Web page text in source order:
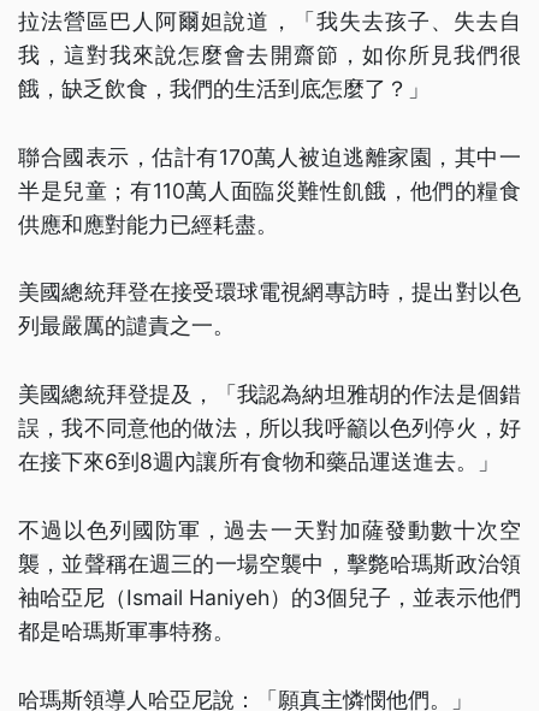
拉法營區巴人阿爾妲說道，「我失去孩子、失去自
我，這對我來說怎麼會去開齋節，如你所見我們很
餓，缺乏飲食，我們的生活到底怎麼了？」
聯合國表示，估計有170萬人被迫逃離家園，其中一
半是兒童；有110萬人面臨災難性飢餓，他們的糧食
供應和應對能力已經耗盡。
美國總統拜登在接受環球電視網專訪時，提出對以色
列最嚴厲的譴責之一。
美國總統拜登提及，「我認為納坦雅胡的作法是個錯
誤，我不同意他的做法，所以我呼籲以色列停火，好
在接下來6到8週內讓所有食物和藥品運送進去。」
不過以色列國防軍，過去一天對加薩發動數十次空
襲，並聲稱在週三的一場空襲中，擊斃哈瑪斯政治領
袖哈亞尼（Ismail Haniyeh）的3個兒子，並表示他們
都是哈瑪斯軍事特務。
哈瑪斯領導人哈亞尼說：「願真主憐憫他們。」